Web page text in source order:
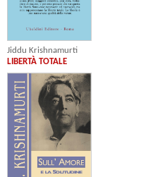
Jiddu Krishnamurti
LIBERTÀ TOTALE